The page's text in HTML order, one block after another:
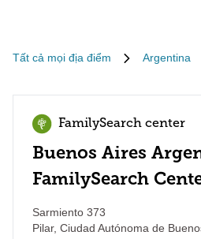
Tất cả mọi địa điểm Argentina
FamilySearch center
Buenos Aires
FamilySearch
Sarmiento 373
Pilar, Ciudad Autónoma de